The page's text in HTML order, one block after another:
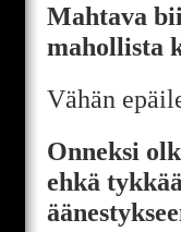
Mahtava
mahollista
Vähän
Onneksi
ehkä